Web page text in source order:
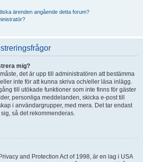
ärenden angående detta forum?
mig?
det är upp till administratören att bestämma
inte för att kunna skriva och/eller läsa inlägg.
till utökade funktioner som inte finns för gäster
personliga meddelanden, skicka e-post till
i användargrupper, med mera. Det tar endast
så det rekommenderas.
and Protection Act of 1998, är en lag i USA